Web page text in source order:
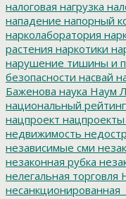
налоговая нагрузка
нападение напорный
нарколаборатория
растения наркотики
нарушение тишины и
безопасности насвай
Баженова наука Наум
национальный
нацпроект нацпроекты
недвижимость
независимые сми
незаконная рубка
нелегальная торговля